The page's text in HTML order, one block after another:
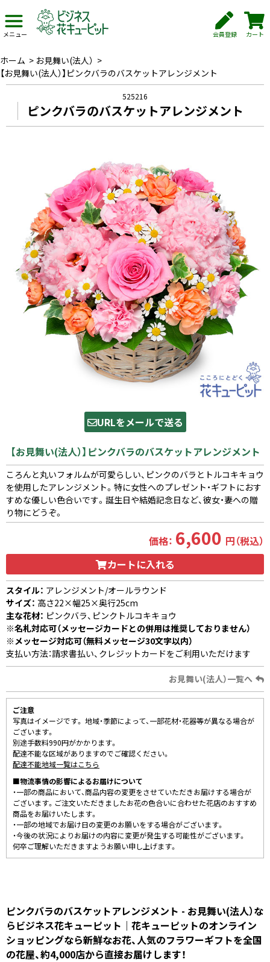
メニュー 会員登録 カート
ホーム > お見舞い(法人） >
【お見舞い(法人）】ピンクバラのバスケットアレンジメント
525216
ピンクバラのバスケットアレンジメント
URLをメールで送る
【お見舞い(法人）】ピンクバラのバスケットアレンジメント
ころんと丸いフォルムが可愛らしい、ピンクのバラとトルコキキョウ
を使用したアレンジメント。特に女性へのプレゼント・ギフトにおす
すめな優しい色合いです。誕生日や結婚記念日など、彼女・妻への贈
り物にどうぞ。
価格： 6,600 円（税込）
カートに入れる
スタイル： アレンジメント/オールラウンド
サイズ： 高さ22×幅25×奥行25cm
主な花材： ピンクバラ、ピンクトルコキキョウ
※名札対応可（メッセージカードとの併用は推奨しておりません）
※メッセージ対応可（無料メッセージ30文字以内）
支払い方法：請求書払い、クレジットカードをご利用いただけます
お見舞い(法人）一覧へ
ご注意
写真はイメージです。 地域・季節によって、一部花材・花器等が異なる場合が
ございます。
別途手数料990円がかかります。
配達不能な区域がありますのでご確認ください。
配達不能地域一覧はこちら
■物流事情の影響によるお届けについて
・一部の商品において、商品内容の変更をさせていただきお届けする場合が
ございます。ご注文いただきましたお花の色合いに合わせた花店のおすすめ
商品をお届けいたします。
・一部の地域でお届け日の変更のお願いをする場合がございます。
・今後の状況によりお届けの内容に変更が発生する可能性がございます。
何卒ご理解いただきますようお願い申し上げます。
ピンクバラのバスケットアレンジメント - お見舞い(法人）な
らビジネス花キューピット｜花キューピットのオンライン
ショッピングなら新鮮なお花、人気のフラワーギフトを全国
の花屋、約4,000店から直接お届けします！